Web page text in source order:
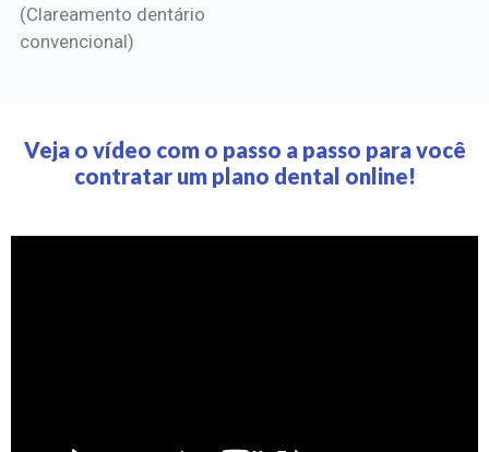
(Clareamento dentário
convencional)
Veja o vídeo com o passo a passo para você
contratar um plano dental online!